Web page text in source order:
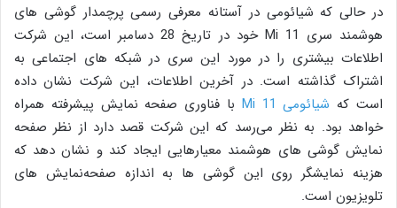
در حالی که شیائومی در آستانه معرفی رسمی پرچمدار گوشی های
هوشمند سری Mi 11 خود در تاریخ 28 دسامبر است، این شرکت
اطلاعات بیشتری را در مورد این سری در شبکه های اجتماعی به
اشتراک گذاشته است. در آخرین اطلاعات، این شرکت نشان داده
است که شیائومی Mi 11
با فناوری صفحه نمایش پیشرفته همراه
خواهد بود. به نظر می‌رسد که این شرکت قصد دارد از نظر صفحه
نمایش گوشی های هوشمند معیارهایی ایجاد کند و نشان دهد که
هزینه نمایشگر روی این گوشی ها به اندازه صفحه‌نمایش های
تلویزیون است.